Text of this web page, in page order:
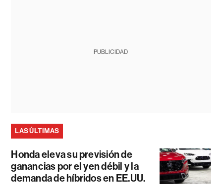
PUBLICIDAD
LAS ÚLTIMAS
Honda eleva su previsión de
ganancias por el yen débil y la
demanda de híbridos en EE.UU.